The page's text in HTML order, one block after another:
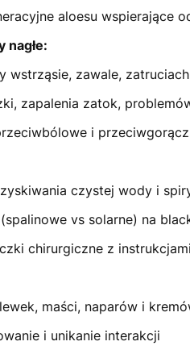
aloesu wspierające
nagłe:
wstrząsie, zawale, zatruciach
zapalenia zatok,
i
czystej wody i
vs solarne) na
chirurgiczne z
maści, naparów i
i unikanie interakcji